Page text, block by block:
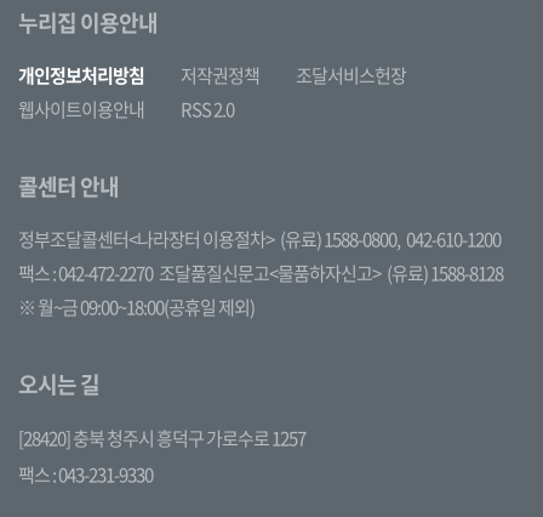
누리집 이용안내
개인정보처리방침 저작권정책
조달서비스헌장
웹사이트이용안내
RSS 2.0
콜센터 안내
정부조달콜센터<나라장터 이용절차> (유료) 1588-0800, 042-610-1200
팩스 : 042-472-2270 조달품질신문고<물품하자신고> (유료) 1588-8128
※ 월~금 09:00~18:00(공휴일 제외)
오시는 길
[28420] 충북 청주시 흥덕구 가로수로 1257
팩스 : 043-231-9330